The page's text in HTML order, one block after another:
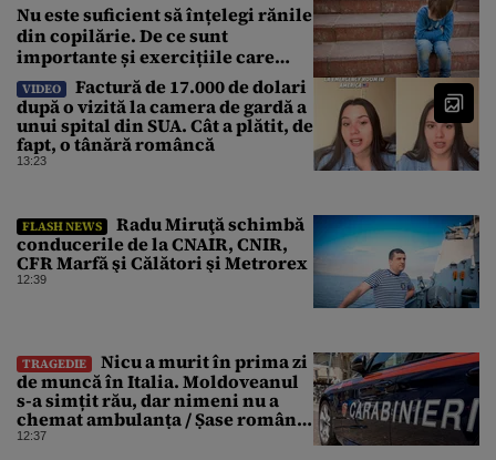
Nu este suficient să înțelegi rănile
din copilărie. De ce sunt
importante și exercițiile care
calmează sistemul nervos
VIDEO
Factură de 17.000 de dolari
după o vizită la camera de gardă a
unui spital din SUA. Cât a plătit, de
fapt, o tânără româncă
13:23
FLASH NEWS
Radu Miruţă schimbă
conducerile de la CNAIR, CNIR,
CFR Marfă şi Călători şi Metrorex
12:39
TRAGEDIE
Nicu a murit în prima zi
de muncă în Italia. Moldoveanul
s-a simțit rău, dar nimeni nu a
chemat ambulanța / Șase români,
anchetați
12:37